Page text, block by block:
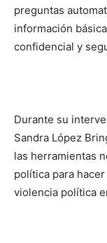
preguntas
información
confidencial y
Durante su
Sandra López
las herramientas
política para
violencia política